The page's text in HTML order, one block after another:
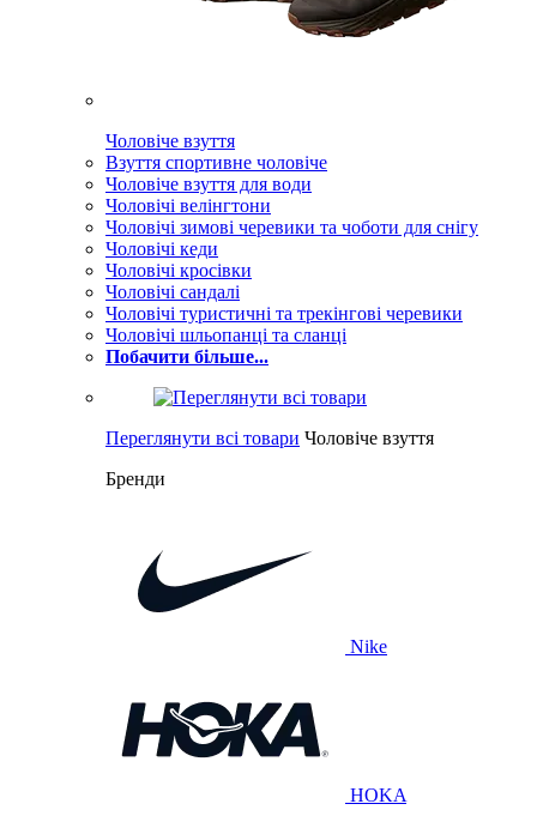
Чоловіче взуття
Взуття спортивне чоловіче
Чоловіче взуття для води
Чоловічі велінгтони
Чоловічі зимові черевики та чоботи для снігу
Чоловічі кеди
Чоловічі кросівки
Чоловічі сандалі
Чоловічі туристичні та трекінгові черевики
Чоловічі шльопанці та сланці
Побачити більше...
Переглянути всі товари Чоловіче взуття
Бренди
Nike
HOKA